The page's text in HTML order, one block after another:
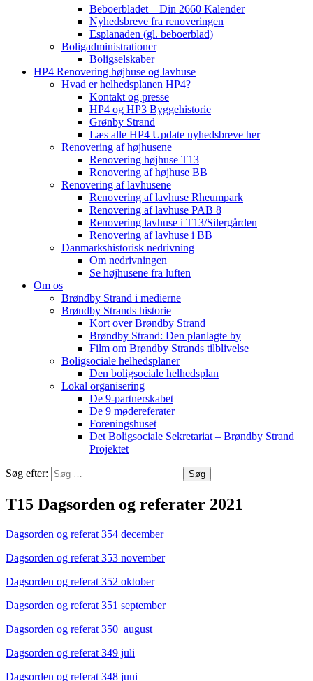
Beboerbladet – Din 2660 Kalender
Nyhedsbreve fra renoveringen
Esplanaden (gl. beboerblad)
Boligadministrationer
Boligselskaber
HP4 Renovering højhuse og lavhuse
Hvad er helhedsplanen HP4?
Kontakt og presse
HP4 og HP3 Byggehistorie
Grønby Strand
Læs alle HP4 Update nyhedsbreve her
Renovering af højhusene
Renovering højhuse T13
Renovering af højhuse BB
Renovering af lavhusene
Renovering af lavhuse Rheumpark
Renovering af lavhuse PAB 8
Renovering lavhuse i T13/Silergården
Renovering af lavhuse i BB
Danmarkshistorisk nedrivning
Om nedrivningen
Se højhusene fra luften
Om os
Brøndby Strand i medierne
Brøndby Strands historie
Kort over Brøndby Strand
Brøndby Strand: Den planlagte by
Film om Brøndby Strands tilblivelse
Boligsociale helhedsplaner
Den boligsociale helhedsplan
Lokal organisering
De 9-partnerskabet
De 9 mødereferater
Foreningshuset
Det Boligsociale Sekretariat – Brøndby Strand
Projektet
Søg efter:
T15 Dagsorden og referater 2021
Dagsorden og referat 354 december
Dagsorden og referat 353 november
Dagsorden og referat 352 oktober
Dagsorden og referat 351 september
Dagsorden og referat 350 august
Dagsorden og referat 349 juli
Dagsorden og referat 348 juni